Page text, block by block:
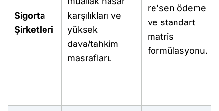
Sigorta
Şirketleri
karşılıkları ve
yüksek
dava/tahkim
masrafları.
re'sen ödeme
ve standart
matris
formülasyonu.